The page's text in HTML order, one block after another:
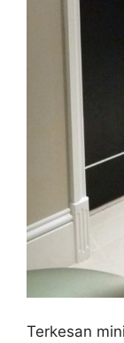
Terkesan